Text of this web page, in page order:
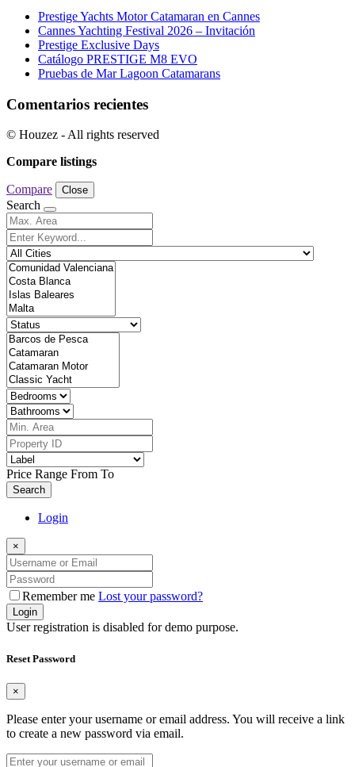
Prestige Yachts Motor Catamaran en Cannes
Cannes Yachting Festival 2026 – Invitación
Prestige Exclusive Days
Catálogo PRESTIGE M8 EVO
Pruebas de Mar Lagoon Catamarans
Comentarios recientes
© Houzez - All rights reserved
Compare listings
Compare Close
Search
Price Range From To
Search
Login
×
Remember me Lost your password?
Login
User registration is disabled for demo purpose.
Reset Password
×
Please enter your username or email address. You will receive a link
to create a new password via email.